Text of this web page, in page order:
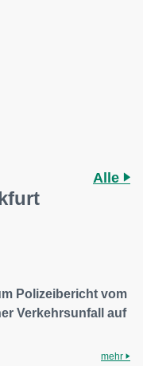
Alle
Polizeibericht vom
Verkehrsunfall auf
mehr